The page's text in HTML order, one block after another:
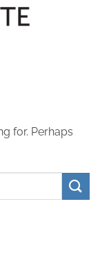
for. Perhaps